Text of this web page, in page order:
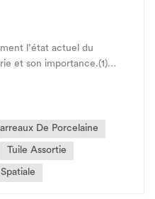
l’état actuel du
et les besoins de
immobilier et du design
De Porcelaine
Tuile Assortie